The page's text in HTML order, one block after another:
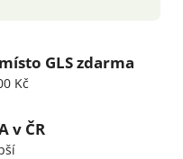
GLS zdarma
Kč
v ČR